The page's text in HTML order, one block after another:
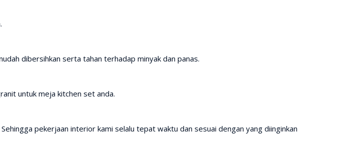
dibersihkan serta tahan terhadap minyak dan panas.
untuk meja kitchen set anda.
pekerjaan interior kami selalu tepat waktu dan sesuai dengan yang diinginkan